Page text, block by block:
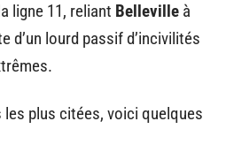
ligne 11, reliant Belleville à
d’un lourd passif d’incivilités
plus citées, voici quelques